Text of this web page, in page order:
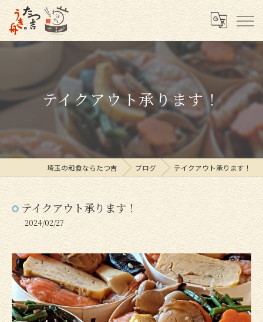
テイクアウト承ります！
埼玉の和食ならたつ吉 ブログ テイクアウト承ります！
テイクアウト承ります！
2024/02/27